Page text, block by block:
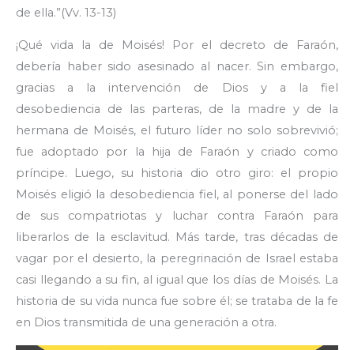
de ella.”(Vv. 13-13)
¡Qué vida la de Moisés! Por el decreto de Faraón,
debería haber sido asesinado al nacer. Sin embargo,
gracias a la intervención de Dios y a la fiel
desobediencia de las parteras, de la madre y de la
hermana de Moisés, el futuro líder no solo sobrevivió;
fue adoptado por la hija de Faraón y criado como
príncipe. Luego, su historia dio otro giro: el propio
Moisés eligió la desobediencia fiel, al ponerse del lado
de sus compatriotas y luchar contra Faraón para
liberarlos de la esclavitud. Más tarde, tras décadas de
vagar por el desierto, la peregrinación de Israel estaba
casi llegando a su fin, al igual que los días de Moisés. La
historia de su vida nunca fue sobre él; se trataba de la fe
en Dios transmitida de una generación a otra.